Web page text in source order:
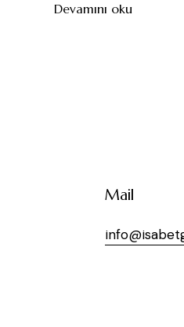
Devamını oku
Mail